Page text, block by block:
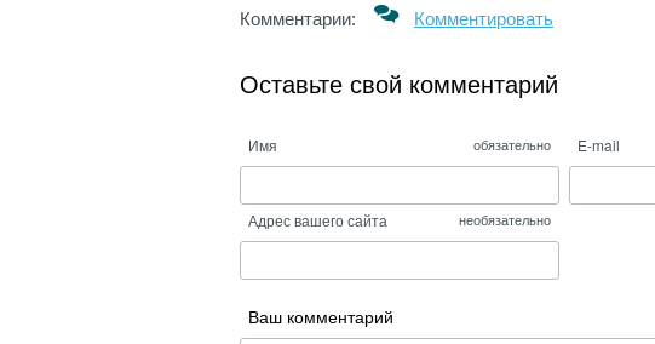
Комментарии: Комментировать
Оставьте свой комментарий
Имя обязательно E-mail
Адрес вашего сайта необязательно
Ваш комментарий